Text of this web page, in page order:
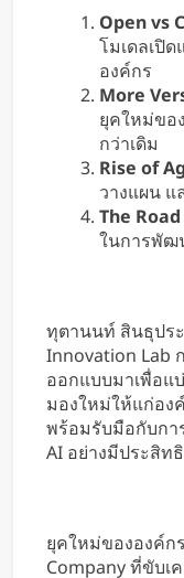
Open vs
โมเดลเปิ
องค์กร
More
ยุคใหม่ขอ
กว่าเดิม
Rise of
วางแผน แ
The
ในการพัฒ
ทุตานนท์ สินธุปร
Innovation Lab
ออกแบบมาเพื่อแ
มองใหม่ให้แก่อง
พร้อมรับมือกับกา
AI อย่างมีประสิท
ยุคใหม่ขององค์ก
Company ที่ขับเ